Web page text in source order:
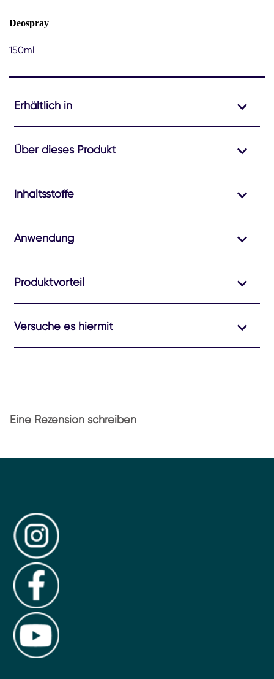
Deospray
150ml
Erhältlich in
Über dieses Produkt
Inhaltsstoffe
Anwendung
Produktvorteil
Versuche es hiermit
Eine Rezension schreiben